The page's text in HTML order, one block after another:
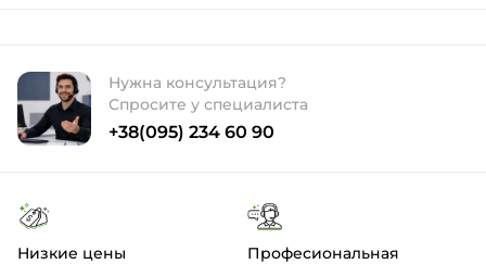
Нужна консультация?
Спросите у специалиста
+38(095) 234 60 90
Низкие цены
Професиональная